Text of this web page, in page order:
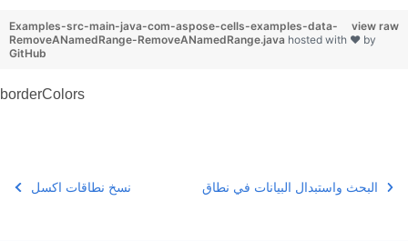
view raw
Examples-src-main-java-com-aspose-cells-examples-data-
RemoveANamedRange-RemoveANamedRange.java hosted with ❤ by
GitHub
borderColors
نسخ نطاقات اكسل البحث واستبدال البيانات في نطاق